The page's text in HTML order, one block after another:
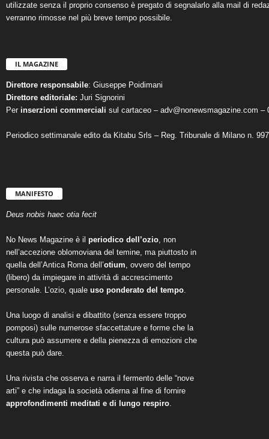
utilizzate senza il proprio consenso è pregato di segnalarlo alla mail di
verranno rimosse nel più breve tempo possibile.
IL MAGAZINE
Direttore responsabile: Giuseppe Poidimani
Direttore editoriale: Juri Signorini
Per inserzioni commerciali sul cartaceo – adv@nonewsmagazine.com –
Periodico settimanale edito da Kitabu Srls – Reg. Tribunale di Milano n.
MANIFESTO
Deus nobis haec otia fecit
No News Magazine è il periodico dell’ozio , non
nell’accezione oblomoviana del temine, ma piuttosto in
quella dell’Antica Roma dell’otium , ovvero del tempo
(libero) da impiegare in attività di accrescimento
personale. L’ozio, quale uso ponderato del tempo
Una luogo di analisi e dibattito (senza essere troppo
pomposi) sulle numerose sfaccettature e forme che la
cultura può assumere e della pienezza di emozioni che
questa può dare.
Una rivista che osserva e narra il fermento delle “nove
arti” e che indaga la società odierna al fine di fornire
approfondimenti meditati e di lungo respiro